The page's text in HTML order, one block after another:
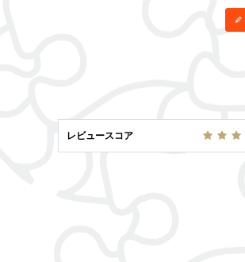
レビュースコア